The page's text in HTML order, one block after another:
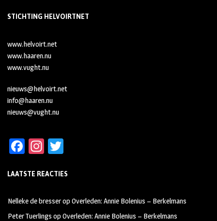
STICHTING HELVOIRTNET
www.helvoirt.net
www.haaren.nu
www.vught.nu
nieuws@helvoirt.net
info@haaren.nu
nieuws@vught.nu
Fa
b
oo
k
In
ag
m
tt
LAATSTE REACTIES
Nelleke de bresseropOverleden: Annie Bolenius – Berkelmans
Peter Tuerlings opOverleden: Annie Bolenius – Berkelmans